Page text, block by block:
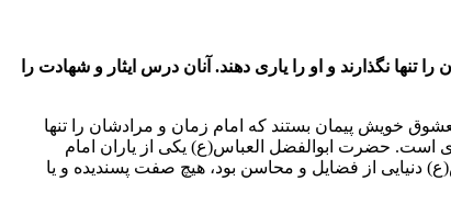
نگذارند و او را یاری دهند. آنان درس ایثار و شهادت را
خویش پیمان بستند که امام زمان و مرادشان را تنها
ای است. حضرت ابوالفضل العباس(ع) یکی از یاران امام
از فضایل و محاسن بود، هیچ صفت پسندیده و یا